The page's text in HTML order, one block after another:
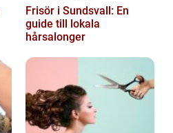
Frisör i Sundsvall: En
guide till lokala
hårsalonger